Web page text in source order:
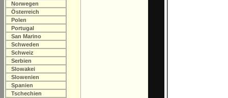
Norwegen
Österreich
Polen
Portugal
San Marino
Schweden
Schweiz
Serbien
Slowakei
Slowenien
Spanien
Tschechien